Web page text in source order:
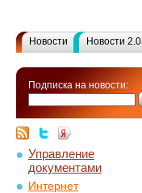
Новости Новости 2.0
Подписка на новости:
Управление
документами
Интернет